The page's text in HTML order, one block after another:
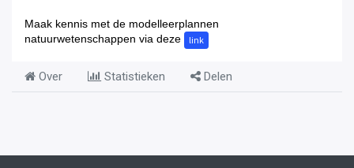
Maak kennis met de modelleerplannen
natuurwetenschappen via deze
link
Over Statistieken Delen